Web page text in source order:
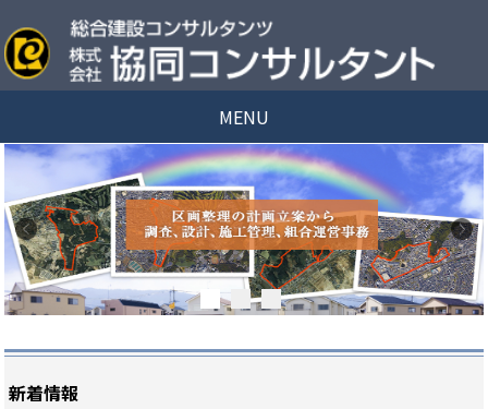
MENU
新着情報